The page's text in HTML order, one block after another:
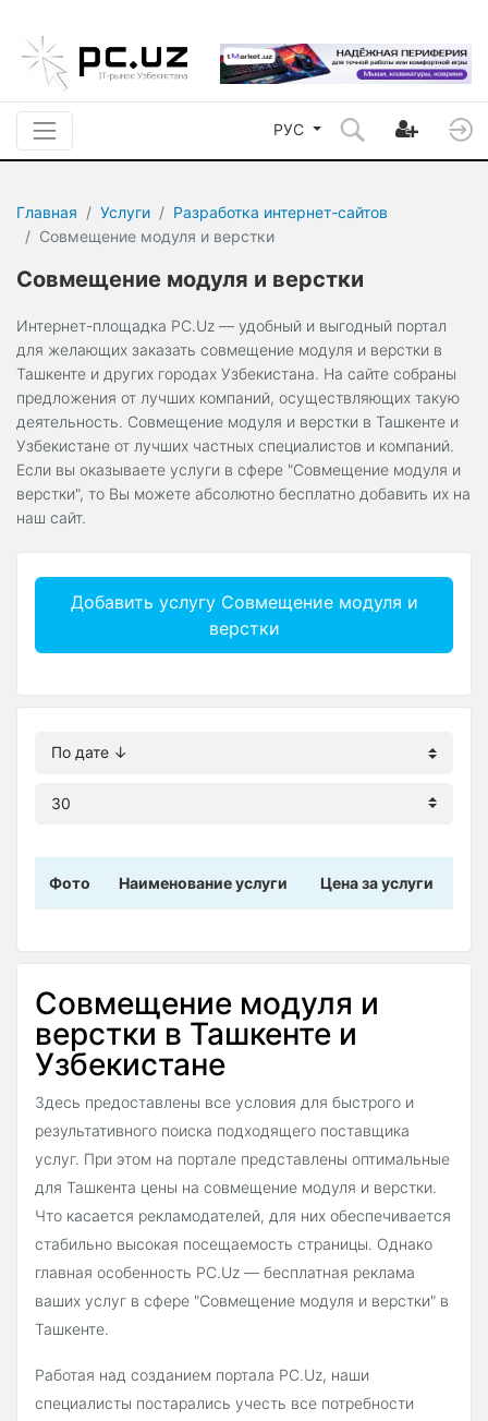
РУС
Главная Услуги
Разработка интернет-сайтов
Совмещение модуля и верстки
Совмещение модуля и верстки
Интернет-площадка PC.Uz — удобный и выгодный портал
для желающих заказать совмещение модуля и верстки в
Ташкенте и других городах Узбекистана. На сайте собраны
предложения от лучших компаний, осуществляющих такую
деятельность. Совмещение модуля и верстки в Ташкенте и
Узбекистане от лучших частных специалистов и компаний.
Если вы оказываете услуги в сфере "Совмещение модуля и
верстки", то Вы можете абсолютно бесплатно добавить их на
наш сайт.
Добавить услугу Совмещение модуля и
верстки
Фото Наименование услуги Цена за услуги
Совмещение модуля и
верстки в Ташкенте и
Узбекистане
Здесь предоставлены все условия для быстрого и
результативного поиска подходящего поставщика
услуг. При этом на портале представлены оптимальные
для Ташкента цены на совмещение модуля и верстки.
Что касается рекламодателей, для них обеспечивается
стабильно высокая посещаемость страницы. Однако
главная особенность PC.Uz — бесплатная реклама
ваших услуг в сфере "Совмещение модуля и верстки" в
Ташкенте.
Работая над созданием портала PC.Uz, наши
специалисты постарались учесть все потребности